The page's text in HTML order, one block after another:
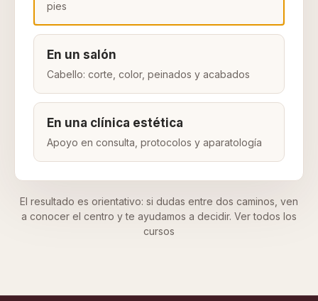
pies
En un salón
Cabello: corte, color, peinados y acabados
En una clínica estética
Apoyo en consulta, protocolos y aparatología
El resultado es orientativo: si dudas entre dos caminos, ven
a conocer el centro y te ayudamos a decidir. Ver todos los
cursos